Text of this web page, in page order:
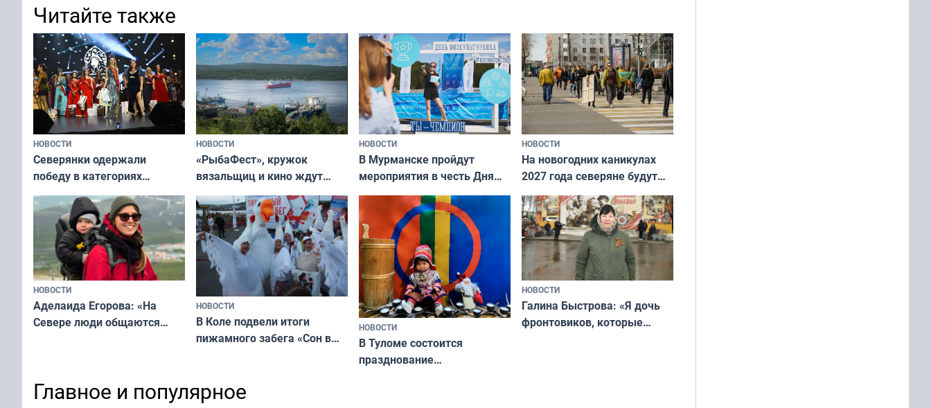
Читайте также
НОВОСТИ
Северянки одержали
победу в категориях
всероссийского конкурса
«Мисс и Миссис Великая
Русь»
НОВОСТИ
«РыбаФест», кружок
вязальщиц и кино ждут
мурманчан в эти выходные
НОВОСТИ
В Мурманске пройдут
мероприятия в честь Дня
физкультурника
НОВОСТИ
На новогодних каникулах
2027 года северяне будут
отдыхать 11 дней
НОВОСТИ
Аделаида Егорова: «На
Севере люди общаются
НОВОСТИ
В Коле подвели итоги
пижамного забега «Сон в
НОВОСТИ
В Туломе состоится
празднование
НОВОСТИ
Галина Быстрова: «Я дочь
фронтовиков, которые
Главное и популярное